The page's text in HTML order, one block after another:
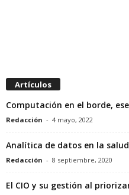
Artículos
Computación en el borde,
Redacción - 4 mayo, 2022
Analítica de datos en la
Redacción - 8 septiembre, 2020
El CIO y su gestión al